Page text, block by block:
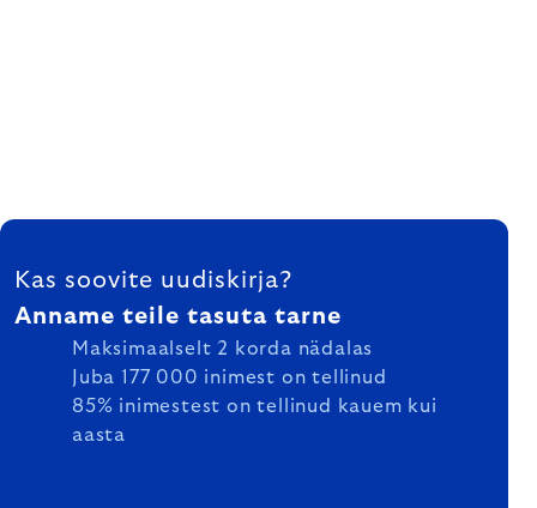
FOOTER
Kas soovite uudiskirja?
Anname teile tasuta tarne
Maksimaalselt 2 korda nädalas
Juba 177 000 inimest on tellinud
85% inimestest on tellinud kauem kui
aasta